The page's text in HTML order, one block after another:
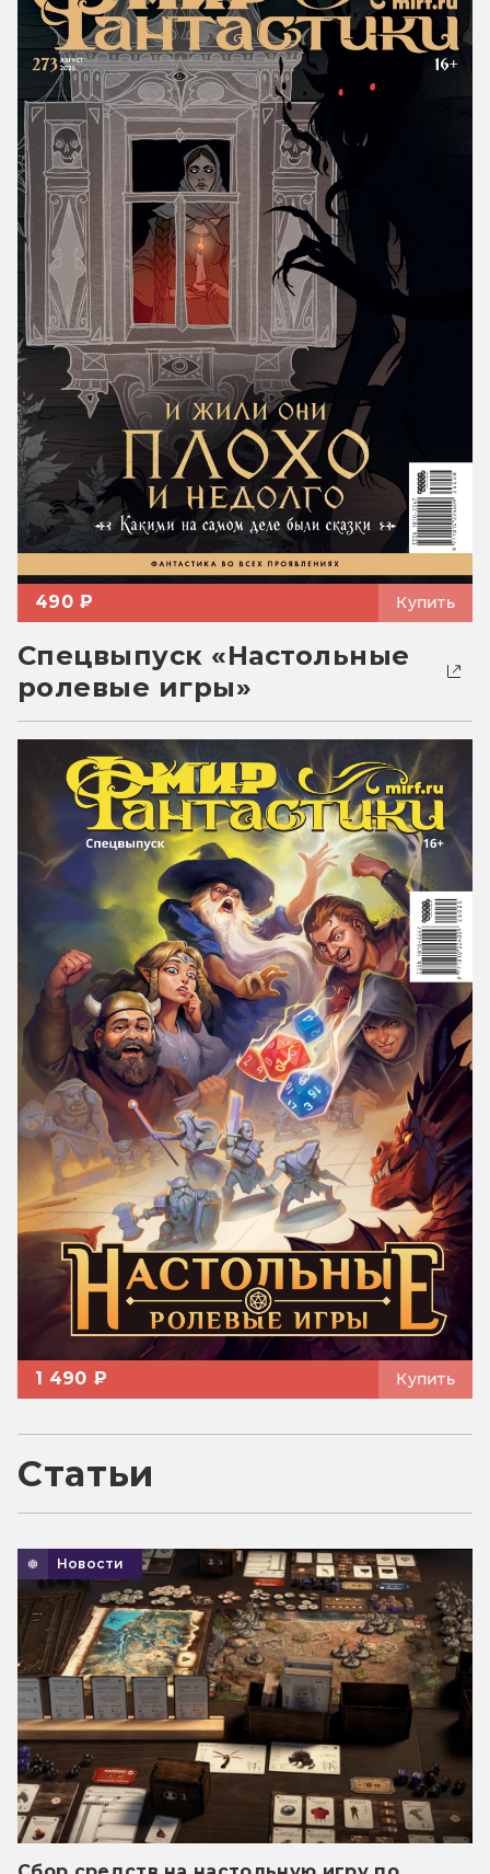
490 ₽ Купить
Спецвыпуск «Настольные
ролевые игры»
1 490 ₽ Купить
Статьи
Новости